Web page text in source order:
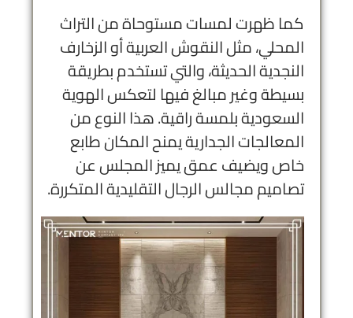
كما ظهرت لمسات مستوحاة من التراث
المحلي، مثل النقوش العربية أو الزخارف
النجدية الحديثة، والتي تستخدم بطريقة
بسيطة وغير مبالغ فيها لتعكس الهوية
السعودية بلمسة راقية. هذا النوع من
المعالجات الجدارية يمنح المكان طابع
خاص ويضيف عمق يميز المجلس عن
تصاميم مجالس الرجال التقليدية المتكررة.